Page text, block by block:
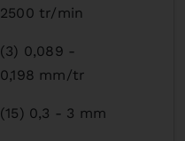
2500 tr/min
(3) 0,089 -
0,198 mm/tr
(15) 0,3 - 3 mm